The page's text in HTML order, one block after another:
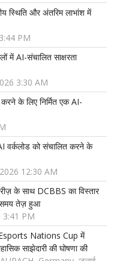
स्थिति और अंतरिम लाभांश में
PM
में AI-संचालित साक्षरता
3:30 AM
के लिए निर्मित एक AI-
को संचालित करने के
12:30 AM
के साथ DCBBS का विस्तार
समय तेज़ हुआ
3:41 PM
Nations Cup में
साझेदारी की घोषणा की